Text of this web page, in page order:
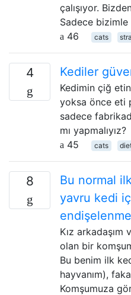
çalışıyor.
Sadece
46
cats
4 Kediler
Kedimin çiğ
yoksa önce eti
sadece
mı yapmalıyız?
45
cats
8
Bu normal
yavru kedi
Kız
olan bir
Bu benim ilk
hayvanım),
Komşumuza